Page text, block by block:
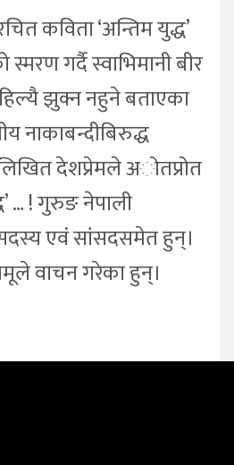
कविता ‘अन्तिम युद्ध’
स्मरण गर्दै स्वाभिमानी बीर
झुक्न नहुने बताएका
नाकाबन्दीबिरुद्ध
देशप्रेमले अोतप्रोत
… ! गुरुङ नेपाली
एवं सांसदसमेत हुन्।
वाचन गरेका हुन्।